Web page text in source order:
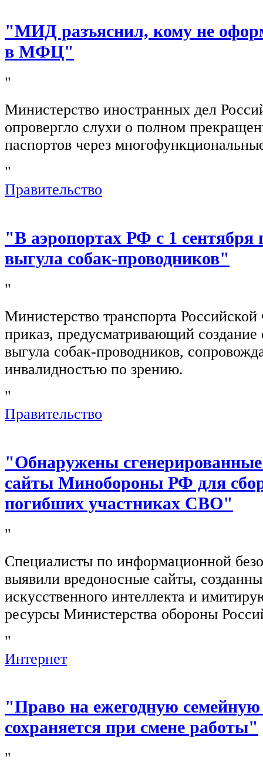
"МИД разъяснил, кому не
в МФЦ"
"
Министерство иностранных дел
опровергло слухи о полном
паспортов через
"
Правительство
"В аэропортах РФ с 1 сентября
выгула собак-проводников"
"
Министерство транспорта
приказ, предусматривающий создание
выгула собак-проводников,
инвалидностью по зрению.
"
Правительство
"Обнаружены
сайты Минобороны РФ для
погибших участниках СВО"
"
Специалисты по информационной
выявили вредоносные сайты,
искусственного интеллекта и
ресурсы Министерства обороны
"
Интернет
"Право на ежегодную
сохраняется при смене работы"
"